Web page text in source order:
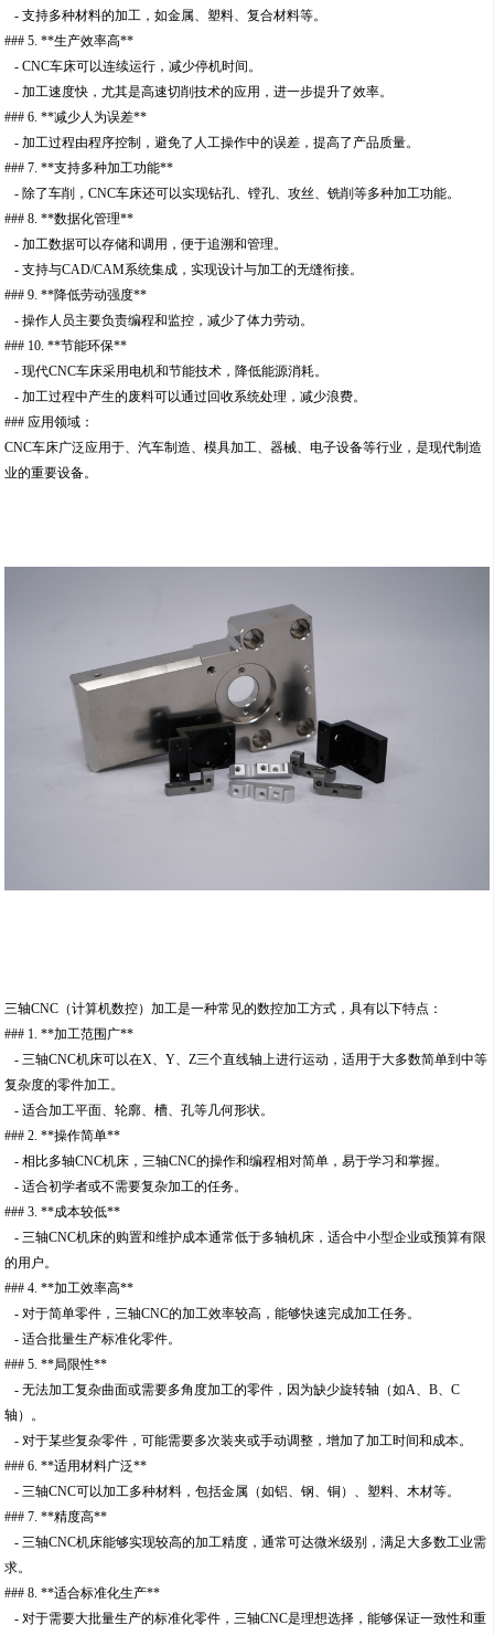
- 支持多种材料的加工，如金属、塑料、复合材料等。
### 5. **生产效率高**
- CNC车床可以连续运行，减少停机时间。
- 加工速度快，尤其是高速切削技术的应用，进一步提升了效率。
### 6. **减少人为误差**
- 加工过程由程序控制，避免了人工操作中的误差，提高了产品质量。
### 7. **支持多种加工功能**
- 除了车削，CNC车床还可以实现钻孔、镗孔、攻丝、铣削等多种加工功能。
### 8. **数据化管理**
- 加工数据可以存储和调用，便于追溯和管理。
- 支持与CAD/CAM系统集成，实现设计与加工的无缝衔接。
### 9. **降低劳动强度**
- 操作人员主要负责编程和监控，减少了体力劳动。
### 10. **节能环保**
- 现代CNC车床采用电机和节能技术，降低能源消耗。
- 加工过程中产生的废料可以通过回收系统处理，减少浪费。
### 应用领域：
CNC车床广泛应用于、汽车制造、模具加工、器械、电子设备等行业，是现代制造
业的重要设备。
三轴CNC（计算机数控）加工是一种常见的数控加工方式，具有以下特点：
### 1. **加工范围广**
- 三轴CNC机床可以在X、Y、Z三个直线轴上进行运动，适用于大多数简单到中等
复杂度的零件加工。
- 适合加工平面、轮廓、槽、孔等几何形状。
### 2. **操作简单**
- 相比多轴CNC机床，三轴CNC的操作和编程相对简单，易于学习和掌握。
- 适合初学者或不需要复杂加工的任务。
### 3. **成本较低**
- 三轴CNC机床的购置和维护成本通常低于多轴机床，适合中小型企业或预算有限
的用户。
### 4. **加工效率高**
- 对于简单零件，三轴CNC的加工效率较高，能够快速完成加工任务。
- 适合批量生产标准化零件。
### 5. **局限性**
- 无法加工复杂曲面或需要多角度加工的零件，因为缺少旋转轴（如A、B、C
轴）。
- 对于某些复杂零件，可能需要多次装夹或手动调整，增加了加工时间和成本。
### 6. **适用材料广泛**
- 三轴CNC可以加工多种材料，包括金属（如铝、钢、铜）、塑料、木材等。
### 7. **精度高**
- 三轴CNC机床能够实现较高的加工精度，通常可达微米级别，满足大多数工业需
求。
### 8. **适合标准化生产**
- 对于需要大批量生产的标准化零件，三轴CNC是理想选择，能够保证一致性和重